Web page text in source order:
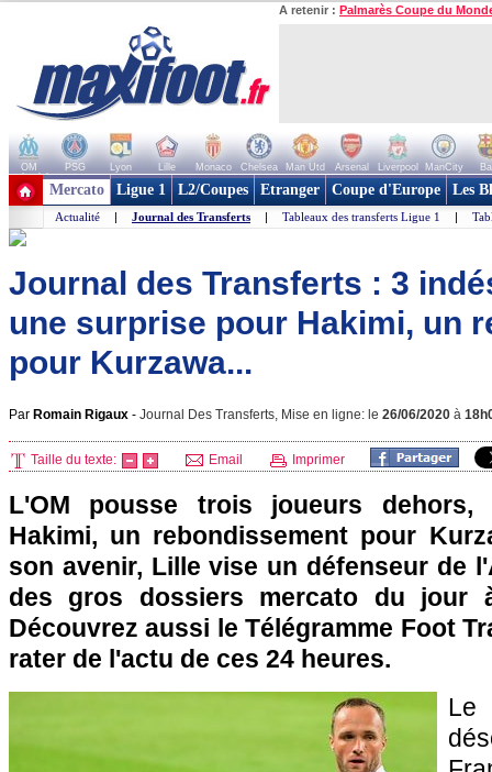
A retenir : Palmarès Coupe du
OM PSG Lyon Lille Monaco Chelsea Man Utd Arsenal Liverpool ManCity
+ de clubs
Mercato Ligue 1 L2/Coupes Etranger Coupe d'Europe Les
Actualité | Journal des Transferts | Tableaux des transferts Ligue 1 |
Journal des Transferts : 3
une surprise pour Hakimi, un
pour Kurzawa...
Par Romain Rigaux - Journal Des Transferts, Mise en ligne: le 26/06/2020 à
Taille du texte: Email Imprimer
L'OM pousse trois joueurs
Hakimi, un rebondissement pour
son avenir, Lille vise un défenseur de
des gros dossiers mercato du jour
Découvrez aussi le Télégramme Foot
rater de l'actu de ces 24 heures.